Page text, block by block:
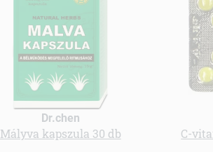
Dr.chen
Mályva kapszula 30 db C-